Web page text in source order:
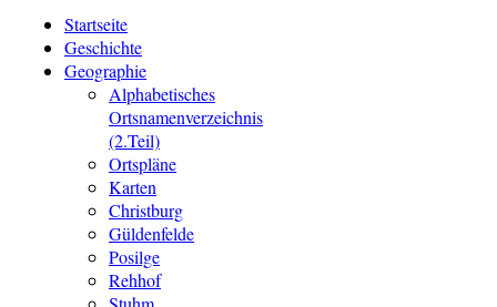
Startseite
Geschichte
Geographie
Alphabetisches
Ortsnamenverzeichnis
(2.Teil)
Ortspläne
Karten
Christburg
Güldenfelde
Posilge
Rehhof